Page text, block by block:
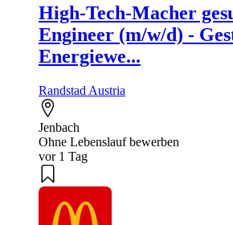
High-Tech-Macher
Engineer (m/w/d) -
Energiewe...
Randstad Austria
Jenbach
Ohne Lebenslauf bewerben
vor 1 Tag